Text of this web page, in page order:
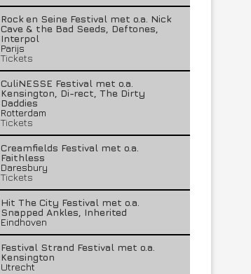
Rock en Seine Festival met o.a. Nick
Cave & the Bad Seeds, Deftones,
Interpol
Parijs
Tickets
CuliNESSE Festival met o.a.
Kensington, Di-rect, The Dirty
Daddies
Rotterdam
Tickets
Creamfields Festival met o.a.
Faithless
Daresbury
Tickets
Hit The City Festival met o.a.
Snapped Ankles, Inherited
Eindhoven
Festival Strand Festival met o.a.
Kensington
Utrecht